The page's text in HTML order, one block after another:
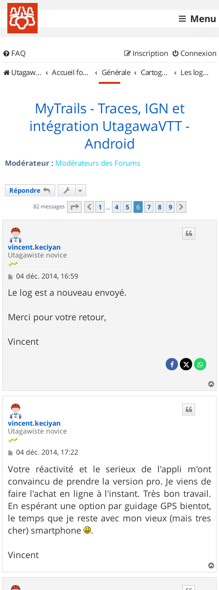
Menu
FAQ Connexion
Inscription
UtagawaVTT (Randos VTT et VTTAE avec traces GPS)
Accueil forum Générale Cartographie et GPS Les logiciels
MyTrails - Traces, IGN et
intégration UtagawaVTT -
Android
Modérateur : Modérateurs des Forums
Répondre
82 messages Page 6sur 9
Précédent
1 … 4 5 6 7 8 9
vincent.keciyan
Utagawiste novice
M
s
s
g
e
04 déc. 2014, 16:59
Le log est a nouveau envoyé.
Merci pour votre retour,
Vincent
a
vincent.keciyan
Utagawiste novice
M
s
s
a
g
e
04 déc. 2014, 17:22
Votre réactivité et le serieux de l'appli m'ont
convaincu de prendre la version pro. Je viens de
faire l'achat en ligne à l'instant. Très bon travail.
En espérant une option par guidage GPS bientot,
le temps que je reste avec mon vieux (mais tres
cher) smartphone
.
Vincent
a